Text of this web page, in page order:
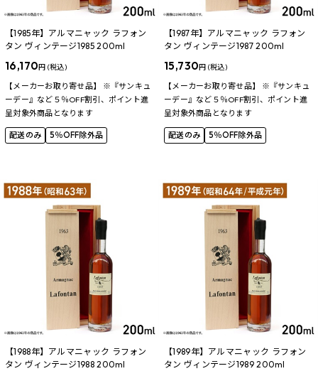
【1985年】アルマニャック ラフォン
タン ヴィンテージ1985 200ml
16,170円 (税込)
【メーカーお取り寄せ品】 ※『サンキュ
ーデー』など５％OFF割引、ポイント進
呈対象外商品となります
配送のみ 5％OFF除外品
【1987年】アルマニャック ラフォン
タン ヴィンテージ1987 200ml
15,730円 (税込)
【メーカーお取り寄せ品】 ※『サンキュ
ーデー』など５％OFF割引、ポイント進
呈対象外商品となります
配送のみ 5％OFF除外品
【1988年】アルマニャック ラフォン
タン ヴィンテージ1988 200ml
【1989年】アルマニャック ラフォン
タン ヴィンテージ1989 200ml